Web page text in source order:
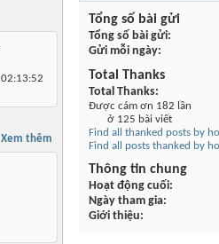
02:13:52
Xem thêm
Tổng số bài gửi
Tổng số bài gửi
Gửi mỗi ngày
Total Thanks
Total Thanks
Được cám ơn 182 lần
ở 125 bài viết
Find all thanked posts by
Find all posts thanked by
Thông tin chung
Hoạt động cuối
Ngày tham gia
Giới thiệu